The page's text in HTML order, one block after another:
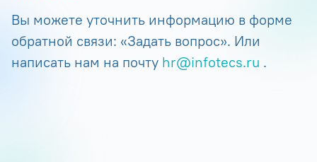
Вы можете уточнить информацию в форме
обратной связи: «Задать вопрос». Или
написать нам на почту hr@infotecs.ru .